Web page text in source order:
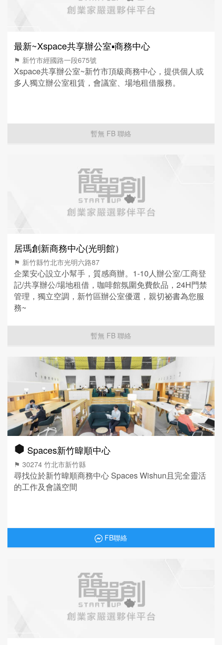
最新~Xspace共享辦公室▪商務中心
⚑ 新竹市經國路一段675號
Xspace共享辦公室~新竹市頂級商務中心，提供個人或
多人獨立辦公室租賃，會議室、場地租借服務。
暫無 FB 聯絡
居瑪創新商務中心(光明館）
⚑ 新竹縣竹北市光明六路87
企業安心設立小幫手，質感商辦。1-10人辦公室/工商登
記/共享辦公/場地租借，咖啡館氛圍免費飲品，24H門禁
管理，獨立空調，新竹區辦公室優選，親切祕書為您服
務~
暫無 FB 聯絡
Spaces新竹暐順中心
⚑ 30274 竹北市新竹縣
尋找位於新竹暐順商務中心 Spaces Wishun且完全靈活
的工作及會議空間
FB聯絡